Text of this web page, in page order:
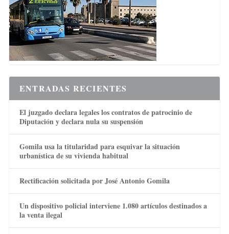
ENTRADAS RECIENTES
El juzgado declara legales los contratos de patrocinio de
Diputación y declara nula su suspensión
Gomila usa la titularidad para esquivar la situación
urbanística de su vivienda habitual
Rectificación solicitada por José Antonio Gomila
Un dispositivo policial interviene 1.080 artículos destinados a
la venta ilegal